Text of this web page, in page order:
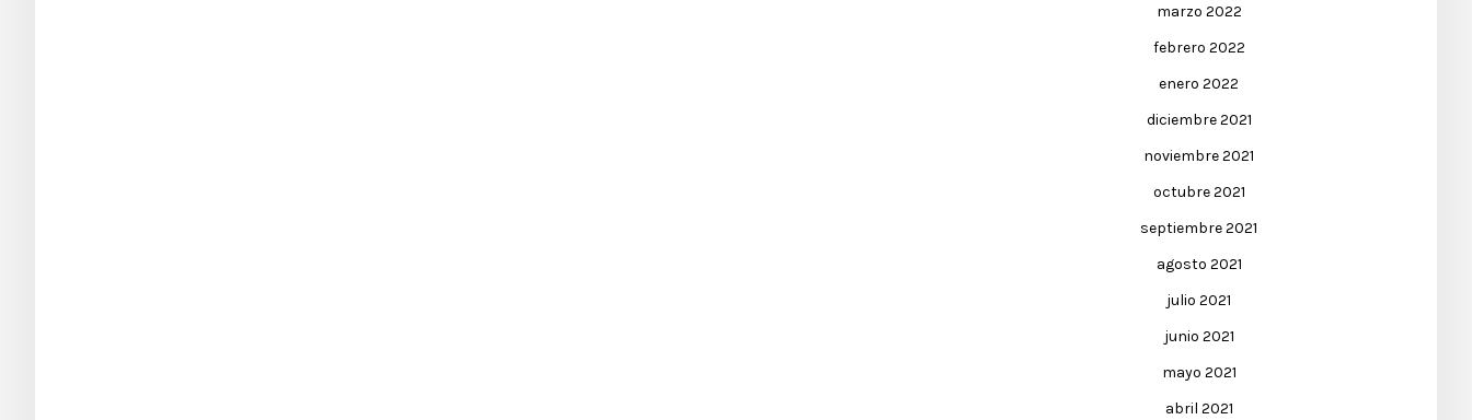
marzo 2022
febrero 2022
enero 2022
diciembre 2021
noviembre 2021
octubre 2021
septiembre 2021
agosto 2021
julio 2021
junio 2021
mayo 2021
abril 2021